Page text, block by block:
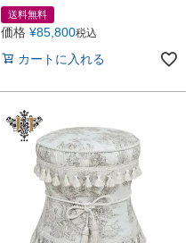
送料無料
価格 ¥85,800税込
カートに入れる